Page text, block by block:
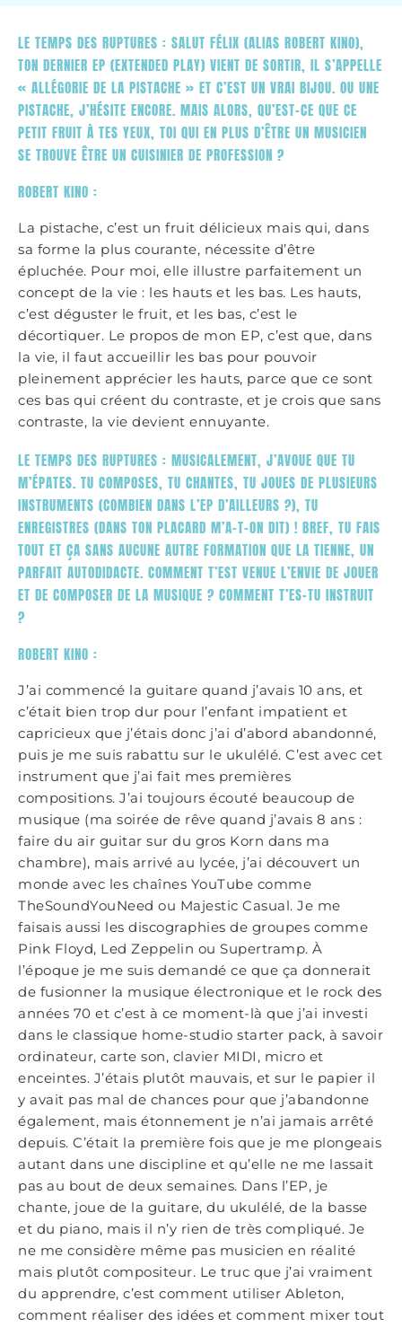
LE TEMPS DES RUPTURES : SALUT FÉLIX (ALIAS ROBERT KINO),
TON DERNIER EP (EXTENDED PLAY) VIENT DE SORTIR, IL S’APPELLE
« ALLÉGORIE DE LA PISTACHE » ET C’EST UN VRAI BIJOU. OU UNE
PISTACHE, J’HÉSITE ENCORE. MAIS ALORS, QU’EST-CE QUE CE
PETIT FRUIT À TES YEUX, TOI QUI EN PLUS D’ÊTRE UN MUSICIEN
SE TROUVE ÊTRE UN CUISINIER DE PROFESSION ?
ROBERT KINO :
La pistache, c’est un fruit délicieux mais qui, dans
sa forme la plus courante, nécessite d’être
épluchée. Pour moi, elle illustre parfaitement un
concept de la vie : les hauts et les bas. Les hauts,
c’est déguster le fruit, et les bas, c’est le
décortiquer. Le propos de mon EP, c’est que, dans
la vie, il faut accueillir les bas pour pouvoir
pleinement apprécier les hauts, parce que ce sont
ces bas qui créent du contraste, et je crois que sans
contraste, la vie devient ennuyante.
LE TEMPS DES RUPTURES : MUSICALEMENT, J’AVOUE QUE TU
M’ÉPATES. TU COMPOSES, TU CHANTES, TU JOUES DE PLUSIEURS
INSTRUMENTS (COMBIEN DANS L’EP D’AILLEURS ?), TU
ENREGISTRES (DANS TON PLACARD M’A-T-ON DIT) ! BREF, TU FAIS
TOUT ET ÇA SANS AUCUNE AUTRE FORMATION QUE LA TIENNE, UN
PARFAIT AUTODIDACTE. COMMENT T’EST VENUE L’ENVIE DE JOUER
ET DE COMPOSER DE LA MUSIQUE ? COMMENT T’ES-TU INSTRUIT
?
ROBERT KINO :
J’ai commencé la guitare quand j’avais 10 ans, et
c’était bien trop dur pour l’enfant impatient et
capricieux que j’étais donc j’ai d’abord abandonné,
puis je me suis rabattu sur le ukulélé. C’est avec cet
instrument que j’ai fait mes premières
compositions. J’ai toujours écouté beaucoup de
musique (ma soirée de rêve quand j’avais 8 ans :
faire du air guitar sur du gros Korn dans ma
chambre), mais arrivé au lycée, j’ai découvert un
monde avec les chaînes YouTube comme
TheSoundYouNeed ou Majestic Casual. Je me
faisais aussi les discographies de groupes comme
Pink Floyd, Led Zeppelin ou Supertramp. À
l’époque je me suis demandé ce que ça donnerait
de fusionner la musique électronique et le rock des
années 70 et c’est à ce moment-là que j’ai investi
dans le classique home-studio starter pack, à savoir
ordinateur, carte son, clavier MIDI, micro et
enceintes. J’étais plutôt mauvais, et sur le papier il
y avait pas mal de chances pour que j’abandonne
également, mais étonnement je n’ai jamais arrêté
depuis. C’était la première fois que je me plongeais
autant dans une discipline et qu’elle ne me lassait
pas au bout de deux semaines. Dans l’EP, je
chante, joue de la guitare, du ukulélé, de la basse
et du piano, mais il n’y rien de très compliqué. Je
ne me considère même pas musicien en réalité
mais plutôt compositeur. Le truc que j’ai vraiment
du apprendre, c’est comment utiliser Ableton,
comment réaliser des idées et comment mixer tout